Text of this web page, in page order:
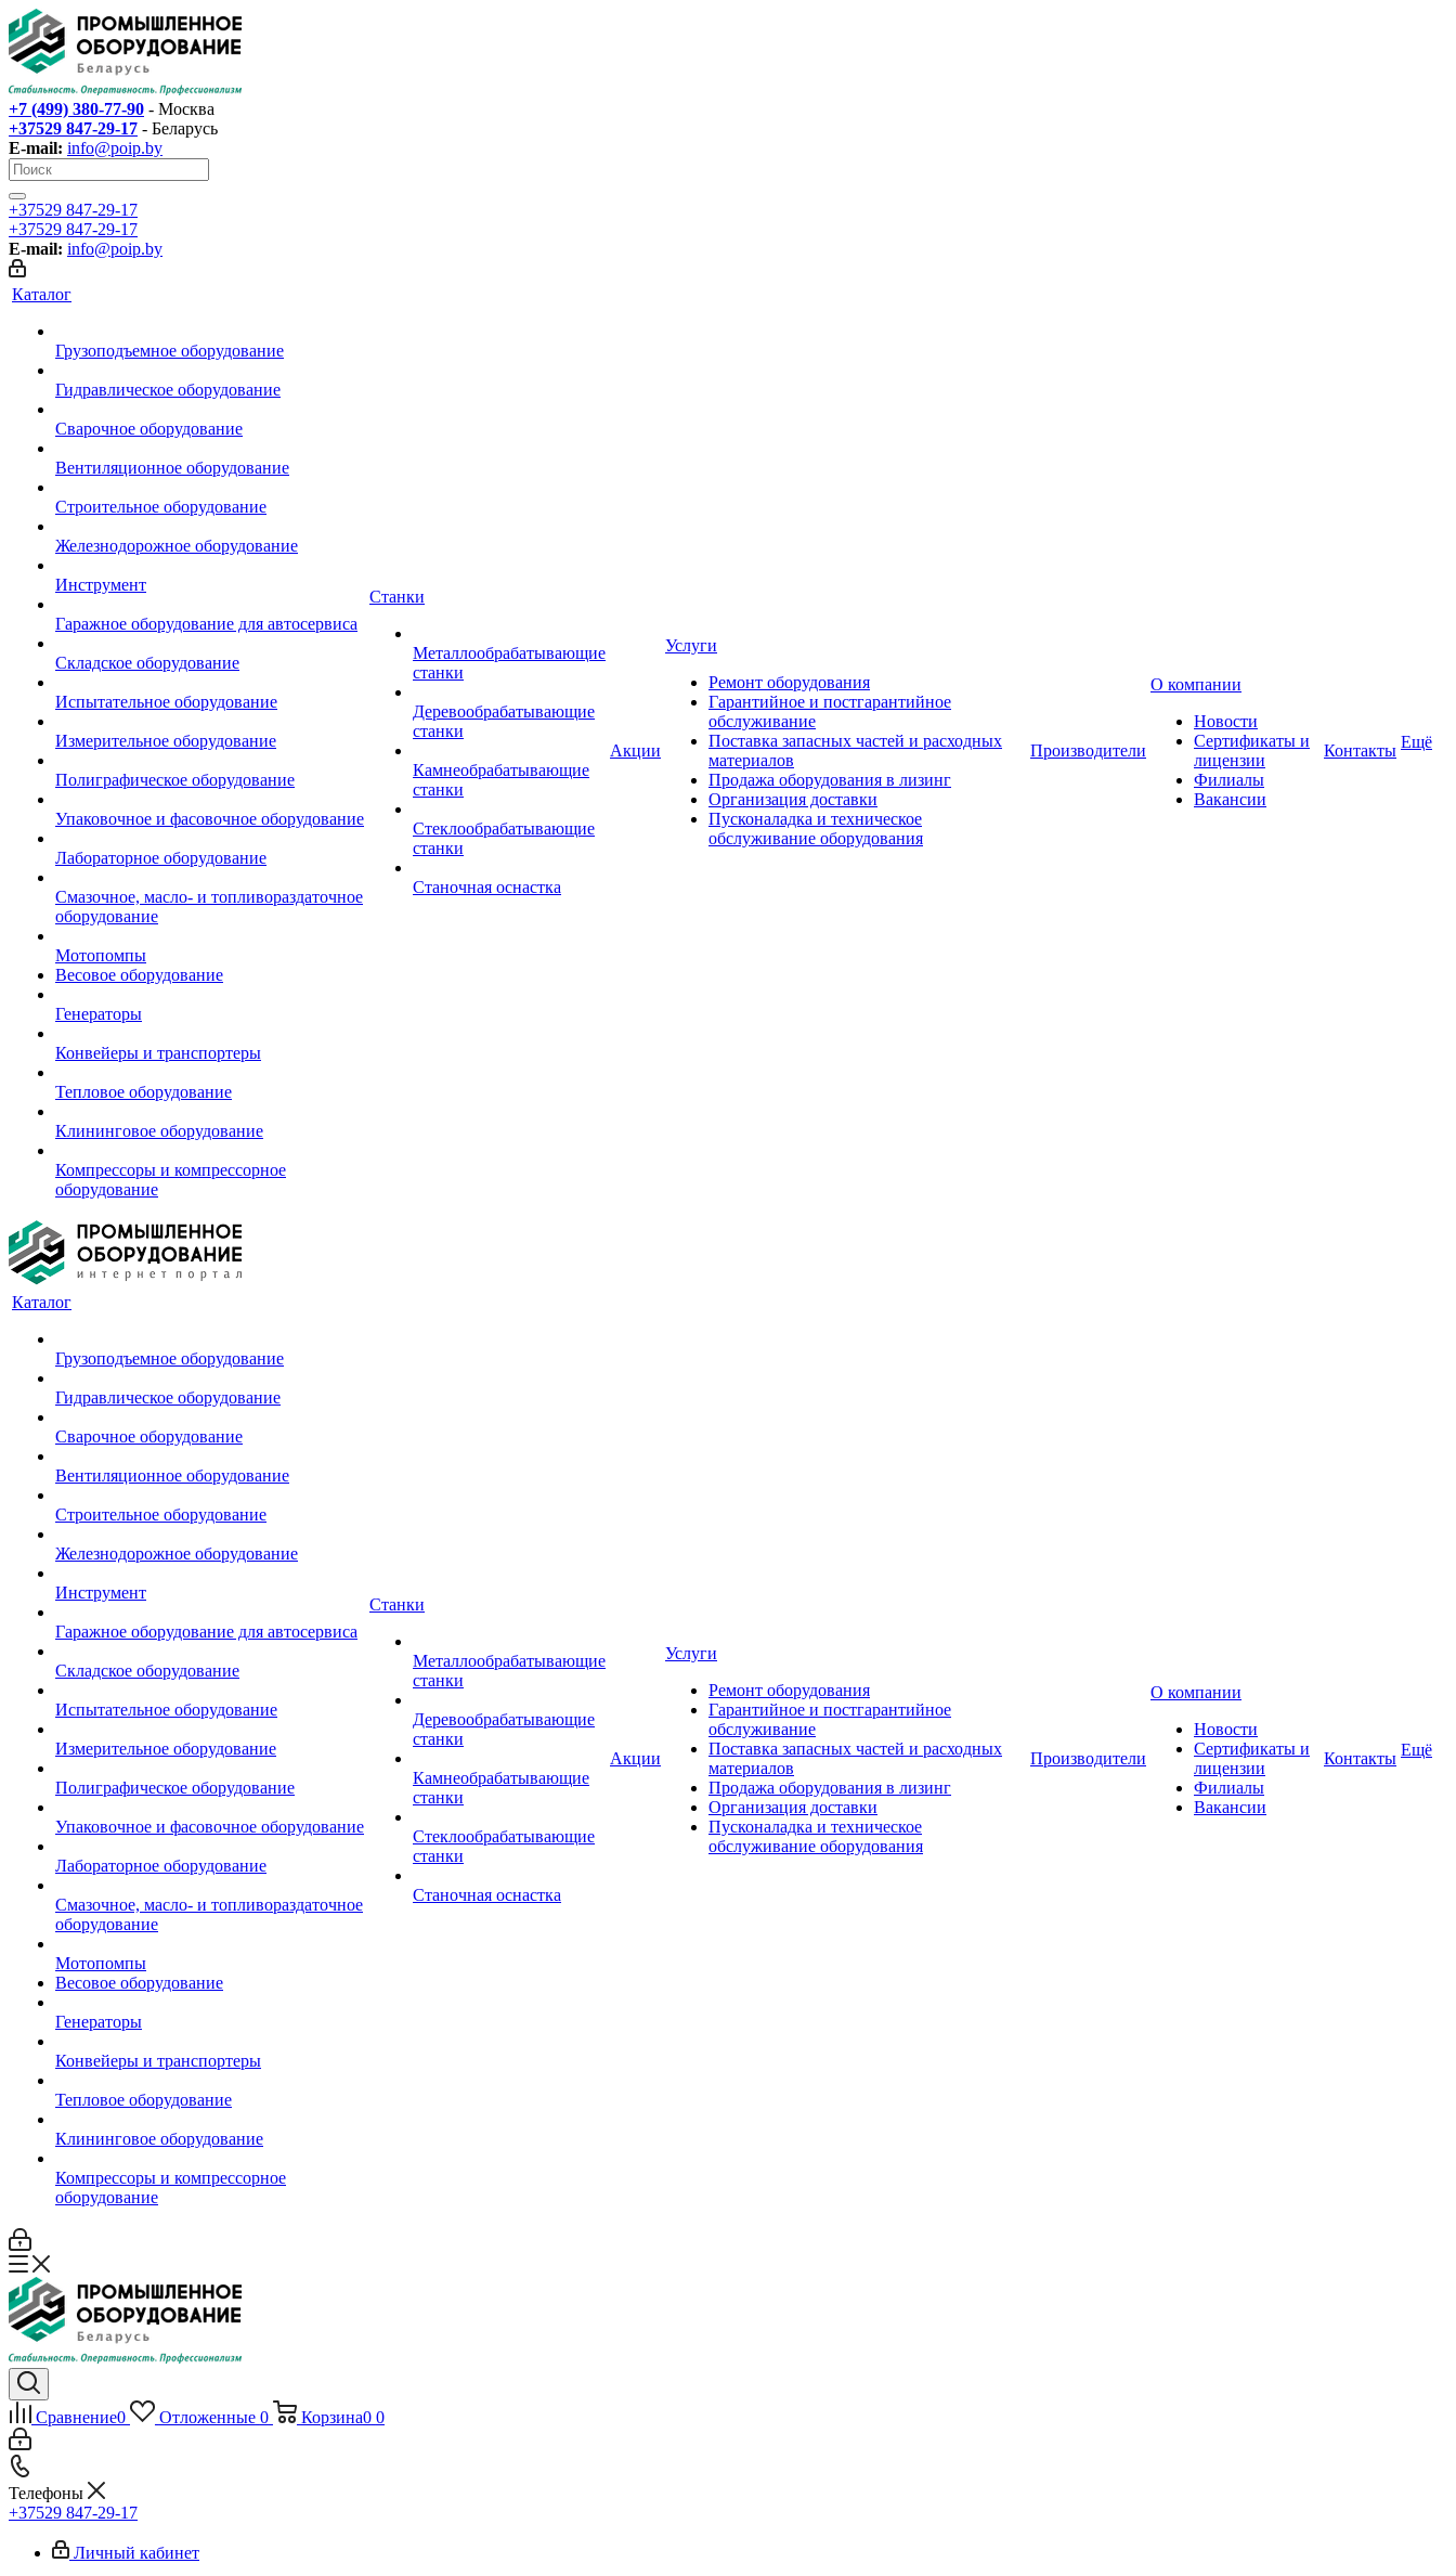
+7 (499) 380-77-90 - Москва
+37529 847-29-17‬ - Беларусь
E-mail: info@poip.by
+37529 847-29-17‬
+37529 847-29-17‬
E-mail: info@poip.by
Каталог
Грузоподъемное оборудование
Гидравлическое оборудование
Сварочное оборудование
Вентиляционное оборудование
Строительное оборудование
Железнодорожное оборудование
Инструмент
Гаражное оборудование для автосервиса
Складское оборудование
Испытательное оборудование
Измерительное оборудование
Полиграфическое оборудование
Упаковочное и фасовочное оборудование
Лабораторное оборудование
Смазочное, масло- и топливораздаточное
оборудование
Мотопомпы
Весовое оборудование
Генераторы
Конвейеры и транспортеры
Тепловое оборудование
Клининговое оборудование
Компрессоры и компрессорное
оборудование
Станки
Металлообрабатывающие
станки
Деревообрабатывающие
станки
Камнеобрабатывающие
станки
Стеклообрабатывающие
станки
Станочная оснастка
Акции
Услуги
Ремонт оборудования
Гарантийное и постгарантийное
обслуживание
Поставка запасных частей и расходных
материалов
Продажа оборудования в лизинг
Организация доставки
Пусконаладка и техническое
обслуживание оборудования
Производители
О компании
Новости
Сертификаты и
лицензии
Филиалы
Вакансии
Контакты Ещё
Каталог
Грузоподъемное оборудование
Гидравлическое оборудование
Сварочное оборудование
Вентиляционное оборудование
Строительное оборудование
Железнодорожное оборудование
Инструмент
Гаражное оборудование для автосервиса
Складское оборудование
Испытательное оборудование
Измерительное оборудование
Полиграфическое оборудование
Упаковочное и фасовочное оборудование
Лабораторное оборудование
Смазочное, масло- и топливораздаточное
оборудование
Мотопомпы
Весовое оборудование
Генераторы
Конвейеры и транспортеры
Тепловое оборудование
Клининговое оборудование
Компрессоры и компрессорное
оборудование
Станки
Металлообрабатывающие
станки
Деревообрабатывающие
станки
Камнеобрабатывающие
станки
Стеклообрабатывающие
станки
Станочная оснастка
Акции
Услуги
Ремонт оборудования
Гарантийное и постгарантийное
обслуживание
Поставка запасных частей и расходных
материалов
Продажа оборудования в лизинг
Организация доставки
Пусконаладка и техническое
обслуживание оборудования
Производители
О компании
Новости
Сертификаты и
лицензии
Филиалы
Вакансии
Контакты Ещё
Сравнение0 Отложенные 0 Корзина0 0
Телефоны
+37529 847-29-17‬
Личный кабинет